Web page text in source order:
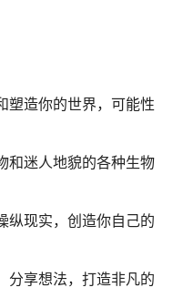
塑造你的世界，可能性
和迷人地貌的各种生物
纵现实，创造你自己的
分享想法，打造非凡的